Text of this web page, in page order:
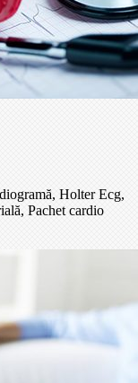
Holter Ecg,
Pachet cardio